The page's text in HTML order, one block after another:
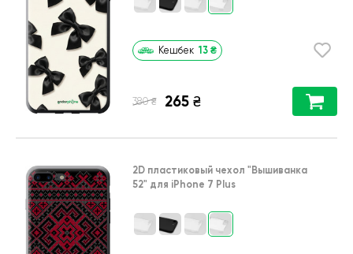
Кешбек 13 ₴
380 ₴ 265 ₴
2D пластиковый чехол "Вышиванка
52" для iPhone 7 Plus